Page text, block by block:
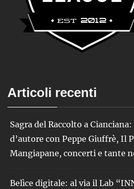
Articoli recenti
Sagra del Raccolto a
d’autore con Peppe Giuffrè, Il
Mangiapane, concerti e tante
Belìce digitale: al via il Lab